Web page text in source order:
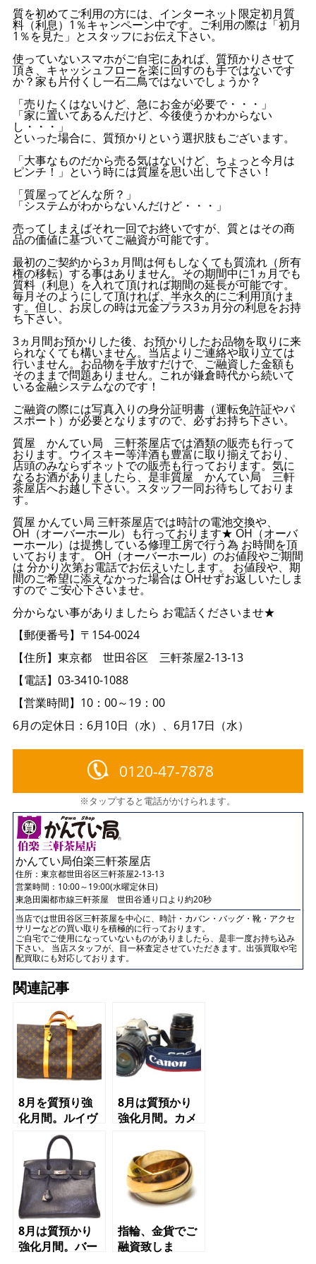
質を初めてご利用の方には、インターネット限定初月質
料（利息）1％キャンペーン中です。ご利用の際は「初月
1％を見た」とスタッフにお伝え下さい。
使っていないスマホがご自宅にあれば、質預かりさせて
頂き、キャッシュフローを楽に回すのも手ではないです
か？家も片付くし一石二鳥ではないでしょうか？
「売りたくはないけど、急にお金が必要で・・・」
「家に置いてあるんだけど、今後使うかわからない
し・・・」
といった場合に、質預かりという選択肢もございます。
「大事なものだから売る気はないけど、ちょっと今月は
ピンチ！」という時には質屋を思い出して下さい！
「質屋ってどんな所？」
「システムがわからないんだけど・・・」
売ってしまえばそれ一回でお終いですが、質とはその商
品の価値に基づいてご融資が可能です。
最初のご契約から3ヵ月間は何もしなくても質流れ（所有
権の移転）する事はありません。その期間中に1ヵ月でも
質料（利息）を入れて頂ければ期間の延長が可能です。
毎月そのようにして頂ければ、半永久的にご利用頂けま
す。但し、お戻しの時は元金プラス3ヵ月分の利息をお持
ち下さい。
3ヵ月間お預かりした後、お預かりしたお品物を取りに来
られなくても構いません。当店よりご連絡や取り立ては
行いません。お品物を手放すだけで、ご融資した金額も
そのままで問題ありません。これが鎌倉時代から続いて
いる金融システムなのです！
ご融資の際には写真入りの身分証明書（運転免許証やパ
スポート）が必要となりますので、必ずお持ち下さい。
質屋 かんてい局 三軒茶屋店では酒類の販売も行って
おります。ウイスキー等洋酒も豊富に取り揃えており、
店頭のみならずネットでの販売も行っております。気に
なるお酒がありましたら、是非質屋 かんてい局 三軒
茶屋店へお越し下さい。スタッフ一同お待ちしておりま
す。
質屋 かんてい局 三軒茶屋店では時計の電池交換や、
OH（オーバーホール）も行っております★ OH（オーバ
ーホール）は提携している修理工房で行う為 お時間を頂
いております。 OH（オーバーホール）のお値段やご期間
は 分かり次第お電話でお伝えいたします。 お値段や、期
間のご希望に添えなかった場合は OHせずお返しいたしま
すので ご安心下さいませ。
分からない事がありましたら お電話くださいませ★
【郵便番号】〒154-0024
【住所】東京都 世田谷区 三軒茶屋2-13-13
【電話】03-3410-1088
【営業時間】10：00～19：00
6月の定休日：6月10日（水）、6月17日（水）
0120-47-7878
※タップすると電話がかけられます。
かんてい局伯楽三軒茶屋店
住所： 東京都世田谷区三軒茶屋2-13-13
営業時間：10:00～19:00(水曜定休日)
東急田園都市線三軒茶屋 世田谷通り口より約20秒
当店では世田谷区三軒茶屋を中心に、時計・カバン・バッグ・靴・アクセ
サリーなどの買い取りを積極的に行っております。
ご自宅でご使用になっていないものがありましたら、是非一度お持ち込み
下さい。 当店スタッフが、目一杯査定させていただきます。出張買取や宅
配買取にも対応しております。
関連記事
8月を質預り強
化月間。ルイヴ
ィトンバッグ、
財布での質預か
り大歓迎！
8月は質預かり
強化月間。カメ
迎！初めての方
インターネット
限定初月質料
1％キャンペー
ン実施中！
8月は質預かり
強化月間。バー
指輪、金貨でご
融資致しま